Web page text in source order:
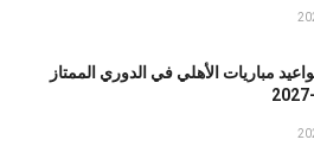
مباريات الأهلي في الدوري الممتاز